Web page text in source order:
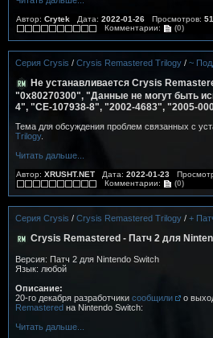
Автор: Crytek Дата: 2022-01-26 Просмотров:
Комментарии:
(0)
Серия Crysis / Crysis Remastered Trilogy / ~
Не устанавливается Crysis
"0x80270300", "Данные не могут быть
4", "CE-107938-8", "2002-4683", "2005-
Тема для обсуждения проблем связанных с
Trilogy.
Читать дальше...
Автор: XRUSHT.NET Дата: 2022-01-23
Комментарии:
(0)
Серия Crysis / Crysis Remastered Trilogy / +
Crysis Remastered - Патч 2 для
Версия: Патч 2 для Nintendo Switch
Язык: любой
Описание:
20-го декабря разработчики сообщили о
Remastered на Nintendo Switch:
Читать дальше...